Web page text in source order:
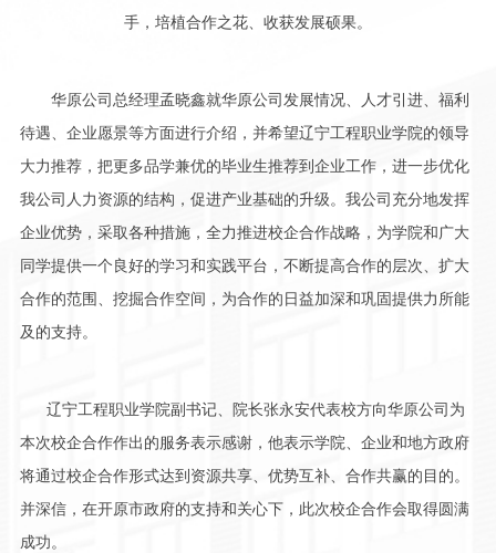
手，培植合作之花、收获发展硕果。
华原公司总经理孟晓鑫就华原公司发展情况、人才引进、福利
待遇、企业愿景等方面进行介绍，并希望辽宁工程职业学院的领导
大力推荐，把更多品学兼优的毕业生推荐到企业工作，进一步优化
我公司人力资源的结构，促进产业基础的升级。我公司充分地发挥
企业优势，采取各种措施，全力推进校企合作战略，为学院和广大
同学提供一个良好的学习和实践平台，不断提高合作的层次、扩大
合作的范围、挖掘合作空间，为合作的日益加深和巩固提供力所能
及的支持。
辽宁工程职业学院副书记、院长张永安代表校方向华原公司为
本次校企合作作出的服务表示感谢，他表示学院、企业和地方政府
将通过校企合作形式达到资源共享、优势互补、合作共赢的目的。
并深信，在开原市政府的支持和关心下，此次校企合作会取得圆满
成功。